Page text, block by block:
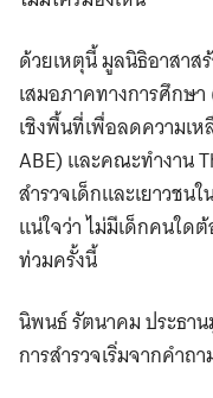
ด้วยเหตุนี้ มูลนิธิอาสาส
เสมอภาคทางการศึกษ
เชิงพื้นที่เพื่อลดความเห
ABE) และคณะทำงาน
สำรวจเด็กและเยาวช
แน่ใจว่า ไม่มีเด็กคนใด
ท่วมครั้งนี้
นิพนธ์ รัตนาคม ประธาน
การสำรวจเริ่มจากคำ